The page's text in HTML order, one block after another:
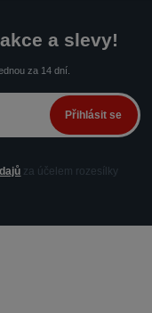
a slevy!
za 14 dní.
Přihlásit se
za účelem rozesílky